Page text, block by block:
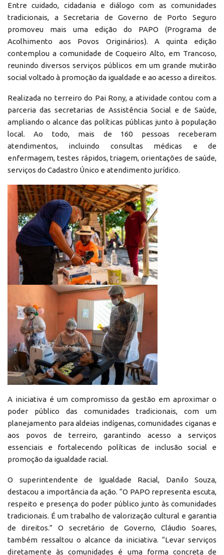
Entre cuidado, cidadania e diálogo com as comunidades
tradicionais, a Secretaria de Governo de Porto Seguro
promoveu mais uma edição do PAPO (Programa de
Acolhimento aos Povos Originários). A quinta edição
contemplou a comunidade de Coqueiro Alto, em Trancoso,
reunindo diversos serviços públicos em um grande mutirão
social voltado à promoção da igualdade e ao acesso a direitos.
Realizada no terreiro do Pai Rony, a atividade contou com a
parceria das secretarias de Assistência Social e de Saúde,
ampliando o alcance das políticas públicas junto à população
local. Ao todo, mais de 160 pessoas receberam
atendimentos, incluindo consultas médicas e de
enfermagem, testes rápidos, triagem, orientações de saúde,
serviços do Cadastro Único e atendimento jurídico.
A iniciativa é um compromisso da gestão em aproximar o
poder público das comunidades tradicionais, com um
planejamento para aldeias indígenas, comunidades ciganas e
aos povos de terreiro, garantindo acesso a serviços
essenciais e fortalecendo políticas de inclusão social e
promoção da igualdade racial.
O superintendente de Igualdade Racial, Danilo Souza,
destacou a importância da ação. “O PAPO representa escuta,
respeito e presença do poder público junto às comunidades
tradicionais. É um trabalho de valorização cultural e garantia
de direitos.” O secretário de Governo, Cláudio Soares,
também ressaltou o alcance da iniciativa. “Levar serviços
diretamente às comunidades é uma forma concreta de